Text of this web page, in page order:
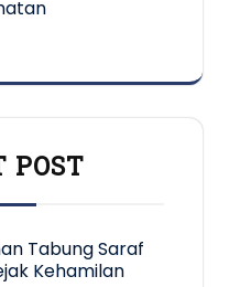
POST
Tabung Saraf
Kehamilan